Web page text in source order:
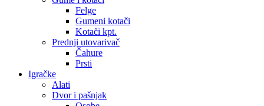
Felge
Gumeni kotači
Kotači kpt.
Prednji utovarivač
Čahure
Prsti
Igračke
Alati
Dvor i pašnjak